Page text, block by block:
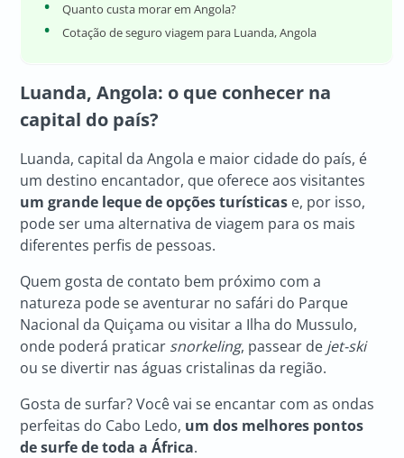
Quanto custa morar em Angola?
Cotação de seguro viagem para Luanda, Angola
Luanda, Angola: o que conhecer na
capital do país?
Luanda, capital da Angola e maior cidade do país, é
um destino encantador, que oferece aos visitantes
um grande leque de opções turísticas e, por isso,
pode ser uma alternativa de viagem para os mais
diferentes perfis de pessoas.
Quem gosta de contato bem próximo com a
natureza pode se aventurar no safári do Parque
Nacional da Quiçama ou visitar a Ilha do Mussulo,
onde poderá praticar snorkeling, passear de jet-ski
ou se divertir nas águas cristalinas da região.
Gosta de surfar? Você vai se encantar com as ondas
perfeitas do Cabo Ledo, um dos melhores pontos
de surfe de toda a África.